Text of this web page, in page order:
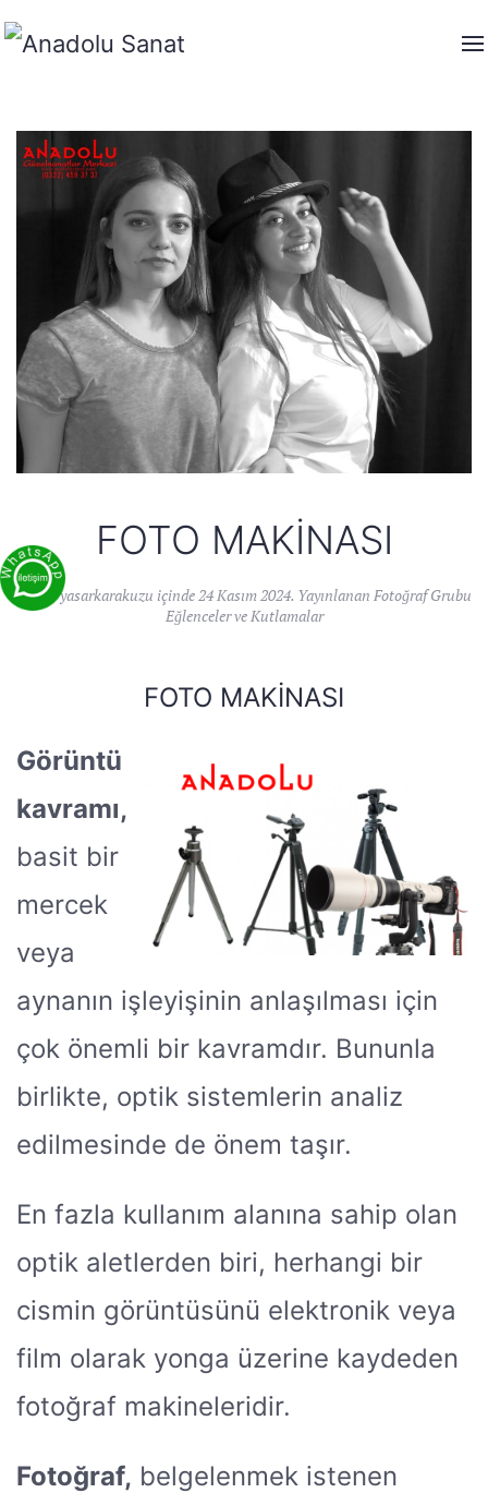
FOTO MAKINASI
Yazanyasarkarakuzu içinde 24 Kasım 2024. Yayınlanan Fotoğraf Grubu
Eğlenceler ve Kutlamalar
FOTO MAKINASI
Görüntü
kavramı,
basit bir
mercek
veya
aynanın işleyişinin anlaşılması için
çok önemli bir kavramdır. Bununla
birlikte, optik sistemlerin analiz
edilmesinde de önem taşır.
En fazla kullanım alanına sahip olan
optik aletlerden biri, herhangi bir
cismin görüntüsünü elektronik veya
film olarak yonga üzerine kaydeden
fotoğraf makineleridir.
Fotoğraf, belgelenmek istenen